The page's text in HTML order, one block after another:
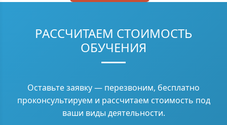
РАССЧИТАЕМ СТОИМОСТЬ
ОБУЧЕНИЯ
Оставьте заявку — перезвоним, бесплатно
проконсультируем и рассчитаем стоимость под
ваши виды деятельности.